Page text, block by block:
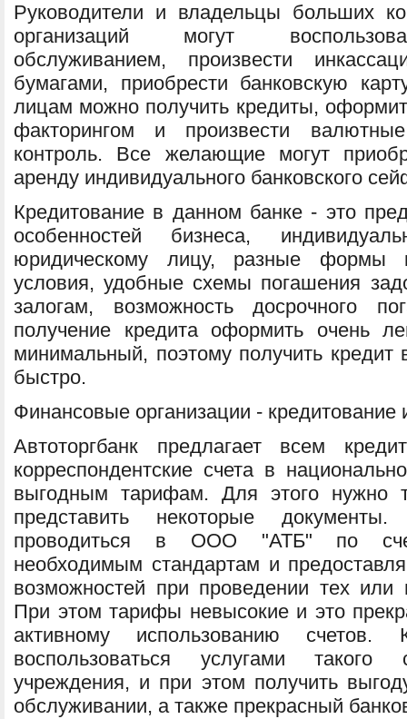
Руководители и владельцы больших
организаций могут
обслуживанием, произвести
бумагами, приобрести банковскую
лицам можно получить кредиты,
факторингом и произвести
контроль. Все желающие могут
аренду индивидуального банковского
Кредитование в данном банке - это
особенностей бизнеса,
юридическому лицу, разные формы
условия, удобные схемы погашения
залогам, возможность досрочного
получение кредита оформить очень
минимальный, поэтому получить кредит
быстро.
Финансовые организации - кредитование
Автоторгбанк предлагает всем
корреспондентские счета в
выгодным тарифам. Для этого нужно
представить некоторые
проводиться в ООО "АТБ" по
необходимым стандартам и
возможностей при проведении тех
При этом тарифы невысокие и это
активному использованию
воспользоваться услугами такого
учреждения, и при этом получить
обслуживании, а также прекрасный